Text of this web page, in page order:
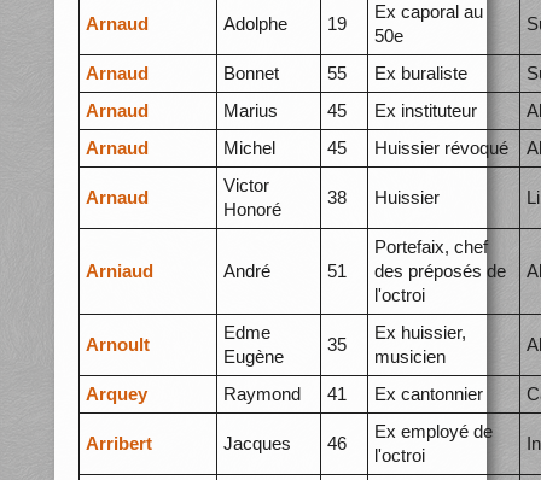
Arnaud Adolphe 19
Ex caporal au
50e
Arnaud Bonnet 55 Ex buraliste
Arnaud
Marius 45 Ex instituteur
Arnaud
Michel 45 Huissier révoqué
Arnaud
Victor
Honoré
38 Huissier
Arniaud André 51
Portefaix, chef
des préposés de
l'octroi
Arnoult
Edme
Eugène
35
Ex huissier,
musicien
Arquey Raymond 41 Ex cantonnier
Arribert Jacques 46
Ex employé de
l'octroi